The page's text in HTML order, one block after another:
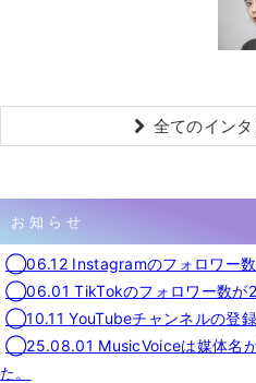
全てのイン
お知らせ
◯06.12 Instagramのフォロワー数
◯06.01 TikTokのフォロワー数が2
◯10.11 YouTubeチャンネルの登録
◯25.08.01 MusicVoiceは媒体名
た。